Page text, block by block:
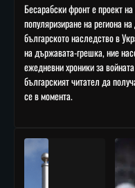
Бесарабски фронт е проект
популяризиране на региона
българското наследство в
на държавата-грешка, ние
ежедневни хроники за
българският читател да
се в момента.